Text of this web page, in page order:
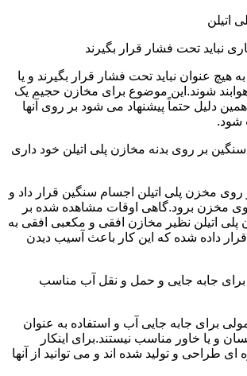
اتیلن
نباید تحت فشار قرار بگیرند
هیچ عنوان نباید تحت فشار قرار بگیرند و یا
هوابند شوند.این موضوع برای مخازن حجیم یک
دلیل حتماً پیشنهاد می شود بر روی آنها
شود.
سنگین بر روی بدنه مخازن پلی اتیلن خود داری
روی مخزن پلی اتیلن اجسام سنگین قرار داد و
مخزن برود.گاهی اوقات مشاهده شده بر
اتیلن نظیر مخازن افقی و مکعبی افقی به
قرار داده شده که این کار باعث آسیب دیدن
برای جابه جایی و حمل و نقل آب مناسب
برای جابه جایی آب و استفاده به عنوان
و یا خاور مناسب نیستند.برای اینکار
ای طراحی و تولید شده اند و می توانید از آنها